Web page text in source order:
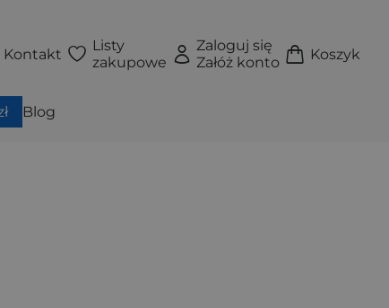
Kontakt
Listy
zakupowe
Zaloguj się
Załóż konto
Koszyk
Blog